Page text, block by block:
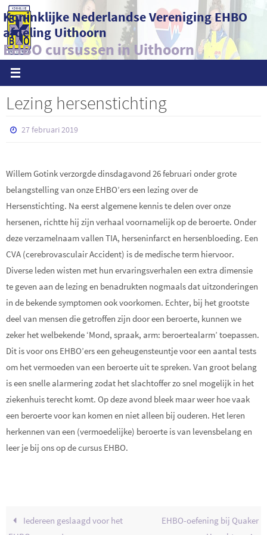
Ga
naar
de
inhoud
Koninklijke Nederlandse Vereniging EHBO
afdeling Uithoorn
EHBO cursussen in Uithoorn
Lezing hersenstichting
27 februari 2019
Willem Gotink verzorgde dinsdagavond 26 februari onder grote
belangstelling van onze EHBO’ers een lezing over de
Hersenstichting. Na eerst algemene kennis te delen over onze
hersenen, richtte hij zijn verhaal voornamelijk op de beroerte. Onder
deze verzamelnaam vallen TIA, herseninfarct en hersenbloeding. Een
CVA (cerebrovasculair Accident) is de medische term hiervoor.
Diverse leden wisten met hun ervaringsverhalen een extra dimensie
te geven aan de lezing en benadrukten nogmaals dat uitzonderingen
in de bekende symptomen ook voorkomen. Echter, bij het grootste
deel van mensen die getroffen zijn door een beroerte, kunnen we
zeker het welbekende ‘Mond, spraak, arm: beroertealarm’ toepassen.
Dit is voor ons EHBO’ers een geheugensteuntje voor een aantal tests
om het vermoeden van een beroerte uit te spreken. Van groot belang
is een snelle alarmering zodat het slachtoffer zo snel mogelijk in het
ziekenhuis terecht komt. Op deze avond bleek maar weer hoe vaak
een beroerte voor kan komen en niet alleen bij ouderen. Het leren
herkennen van een (vermoedelijke) beroerte is van levensbelang en
leer je bij ons op de cursus EHBO.
Iedereen geslaagd voor het
EHBO-oefening bij Quaker